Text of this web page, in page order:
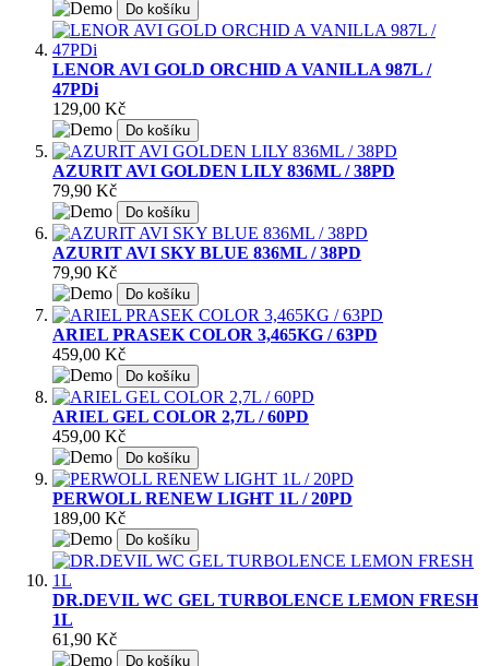
Do košíku
LENOR AVI GOLD ORCHID A VANILLA 987L /
47PDi
129,00 Kč
Do košíku
AZURIT AVI GOLDEN LILY 836ML / 38PD
79,90 Kč
Do košíku
AZURIT AVI SKY BLUE 836ML / 38PD
79,90 Kč
Do košíku
ARIEL PRASEK COLOR 3,465KG / 63PD
459,00 Kč
Do košíku
ARIEL GEL COLOR 2,7L / 60PD
459,00 Kč
Do košíku
PERWOLL RENEW LIGHT 1L / 20PD
189,00 Kč
Do košíku
DR.DEVIL WC GEL TURBOLENCE LEMON FRESH
1L
61,90 Kč
Do košíku